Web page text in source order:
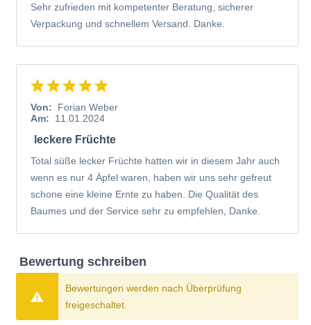
Sehr zufrieden mit kompetenter Beratung, sicherer
Verpackung und schnellem Versand. Danke.
Von:
Forian Weber
Am:
11.01.2024
leckere Früchte
Total süße lecker Früchte hatten wir in diesem Jahr auch
wenn es nur 4 Äpfel waren, haben wir uns sehr gefreut
schone eine kleine Ernte zu haben. Die Qualität des
Baumes und der Service sehr zu empfehlen, Danke.
Bewertung schreiben
Bewertungen werden nach Überprüfung
freigeschaltet.